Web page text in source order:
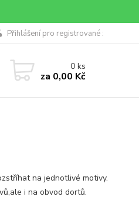
Přihlášení pro registrované :
0ks
za 0,00 Kč
na jednotlivé motivy.
i na obvod dortů.